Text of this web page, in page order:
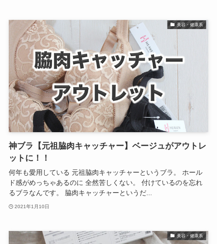
美容・健康系
神ブラ【元祖脇肉キャッチャー】ベージュがアウトレ
ットに！！
何年も愛用している 元祖脇肉キャッチャーというブラ。 ホール
ド感がめっちゃあるのに 全然苦しくない。 付けているのを忘れ
るブラなんです。 脇肉キャッチャーというだ...
2021年1月10日
美容・健康系